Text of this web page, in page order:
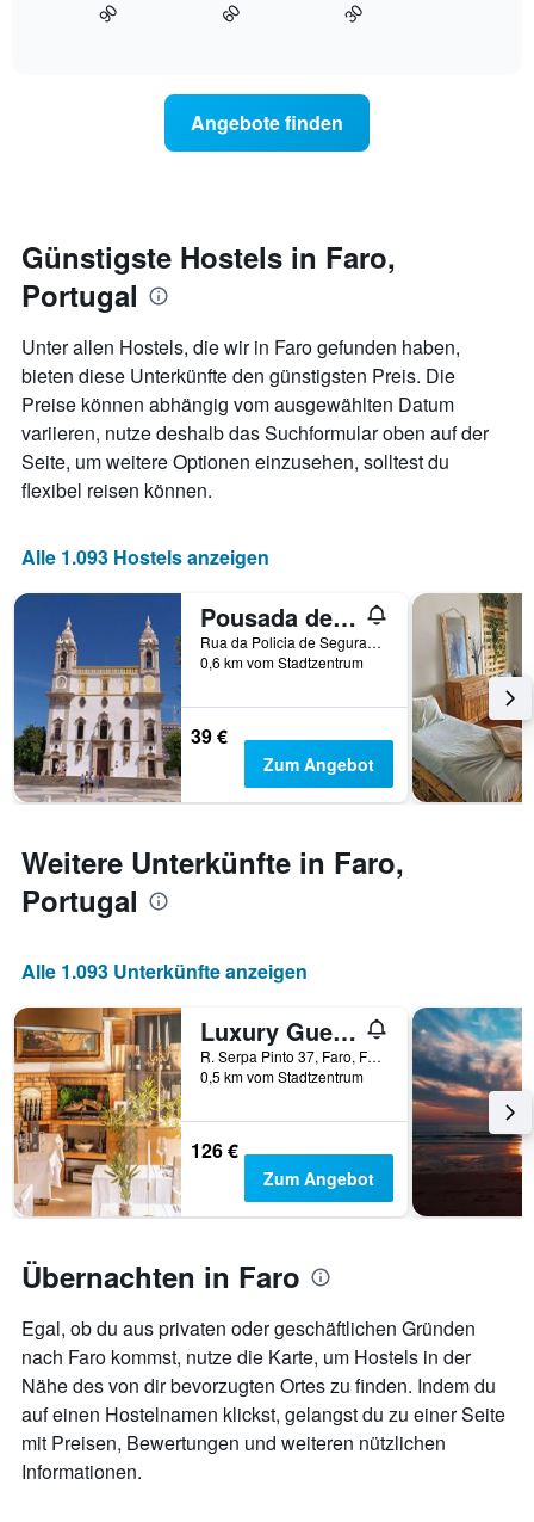
hat
Y-
die
den
durchschnittlichen
Zimmerpreis
für
heute
Nacht
letzten
Tagen
anzeigt.
näher
das
Aufenthaltsdatum
rückt.
Diagramm
hat
1
X-
Achse,
die
die
Tage
Aufenthalt
anzeigt
Das
Diagramm
hat
1
Y-
Achse,
die
durchschnittlichen
Zimmerpreis
anzeigt
90 60 30
Angebote finden
Günstigste Hostels in Faro,
Portugal
Unter allen Hostels, die wir in Faro gefunden haben,
bieten diese Unterkünfte den günstigsten Preis. Die
Preise können abhängig vom ausgewählten Datum
variieren, nutze deshalb das Suchformular oben auf der
Seite, um weitere Optionen einzusehen, solltest du
flexibel reisen können.
Alle 1.093 Hostels anzeigen
Pousada de Juventude
Rua da Policia de Segurança Pública, Faro, Faro, Portugal
0,6 km vom Stadtzentrum
39 €
Zum Angebot
Weitere Unterkünfte in Faro,
Portugal
Alle 1.093 Unterkünfte anzeigen
Luxury Guest House Opus One
R. Serpa Pinto 37, Faro, Faro, Portugal
0,5 km vom Stadtzentrum
126 €
Zum Angebot
Übernachten in Faro
Egal, ob du aus privaten oder geschäftlichen Gründen
nach Faro kommst, nutze die Karte, um Hostels in der
Nähe des von dir bevorzugten Ortes zu finden. Indem du
auf einen Hostelnamen klickst, gelangst du zu einer Seite
mit Preisen, Bewertungen und weiteren nützlichen
Informationen.